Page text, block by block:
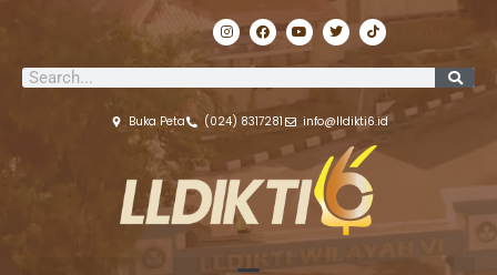
I
n
t
a
F
a
c
e
o
o
k
Y
o
u
t
T
w
t
T
i
t
Search
Buka Peta (024) 8317281 info@lldikti6.id